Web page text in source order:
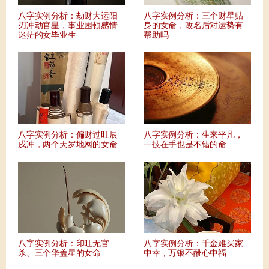
八字实例分析：劫财大运阳
刃冲动官星，事业困顿感情
迷茫的女毕业生
八字实例分析：三个财星贴
身的女命，改名后对运势有
帮助吗
八字实例分析：偏财过旺辰
戌冲，两个天罗地网的女命
八字实例分析：生来平凡，
一技在手也是不错的命
八字实例分析：印旺无官
杀、三个华盖星的女命
八字实例分析：千金难买家
中幸，万银不酬心中福